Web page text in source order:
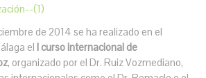
de 2014 se ha realizado en el
el I curso internacional de
, organizado por el Dr. Ruiz Vozmediano,